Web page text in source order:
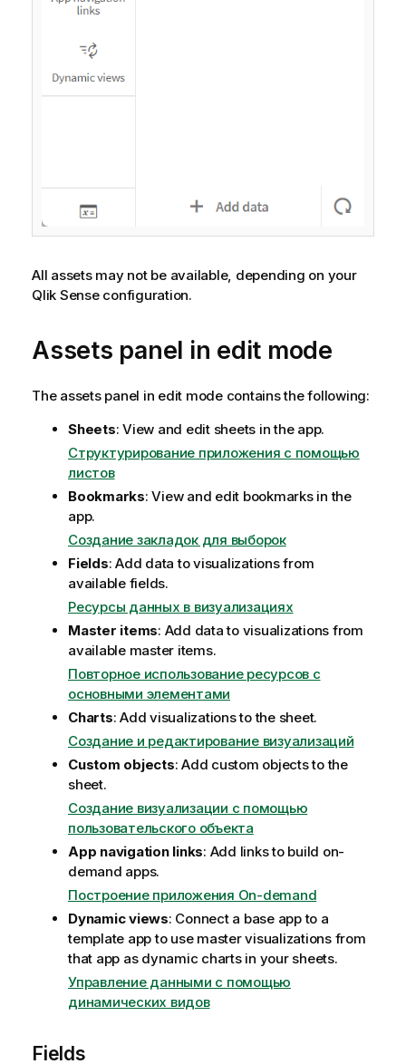
All assets may not be available, depending on your
Qlik Senseconfiguration.
Assets panel in edit mode
The assets panel in edit mode contains the following:
Sheets: View and edit sheets in the app.
Структурирование приложения с помощью
листов
Bookmarks: View and edit bookmarks in the
app.
Создание закладок для выборок
Fields: Add data to visualizations from
available fields.
Ресурсы данных в визуализациях
Master items: Add data to visualizations from
available master items.
Повторное использование ресурсов с
основными элементами
Charts: Add visualizations to the sheet.
Создание и редактирование визуализаций
Custom objects: Add custom objects to the
sheet.
Создание визуализации с помощью
пользовательского объекта
App navigation links: Add links to build on-
demand apps.
Построение приложения On-demand
Dynamic views: Connect a base app to a
template app to use master visualizations from
that app as dynamic charts in your sheets.
Управление данными с помощью
динамических видов
Fields